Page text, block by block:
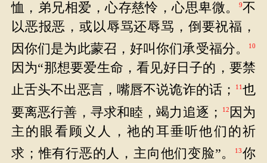
恤，弟兄相爱，心存慈怜，心思卑微。
9不
以恶报恶，或以辱骂还辱骂，倒要祝福，
因你们是为此蒙召，好叫你们承受福分。
10
因为“那想要爱生命，看见好日子的，要禁
止舌头不出恶言，嘴唇不说诡诈的话；
11也
要离恶行善，寻求和睦，竭力追逐；
12 因为
主的眼看顾义人，祂的耳垂听他们的祈
求；惟有行恶的人，主向他们变脸”。
13你